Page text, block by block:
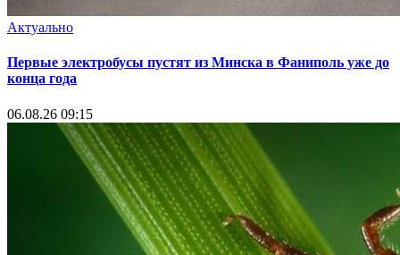
Актуально
Первые электробусы пустят из Минска в Фаниполь уже до
конца года
06.08.26 09:15